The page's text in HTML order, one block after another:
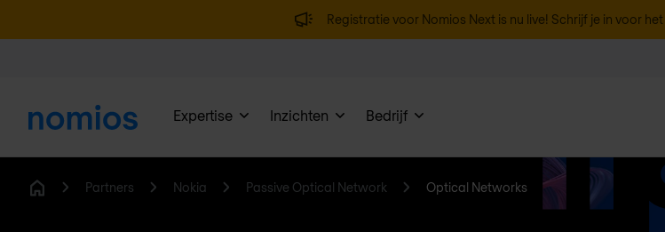
Registratie voor Nomios Next is nu live! Schrijf je in voor
Expertise Inzichten Bedrijf
Partners Nokia Passive Optical Network Optical Networks